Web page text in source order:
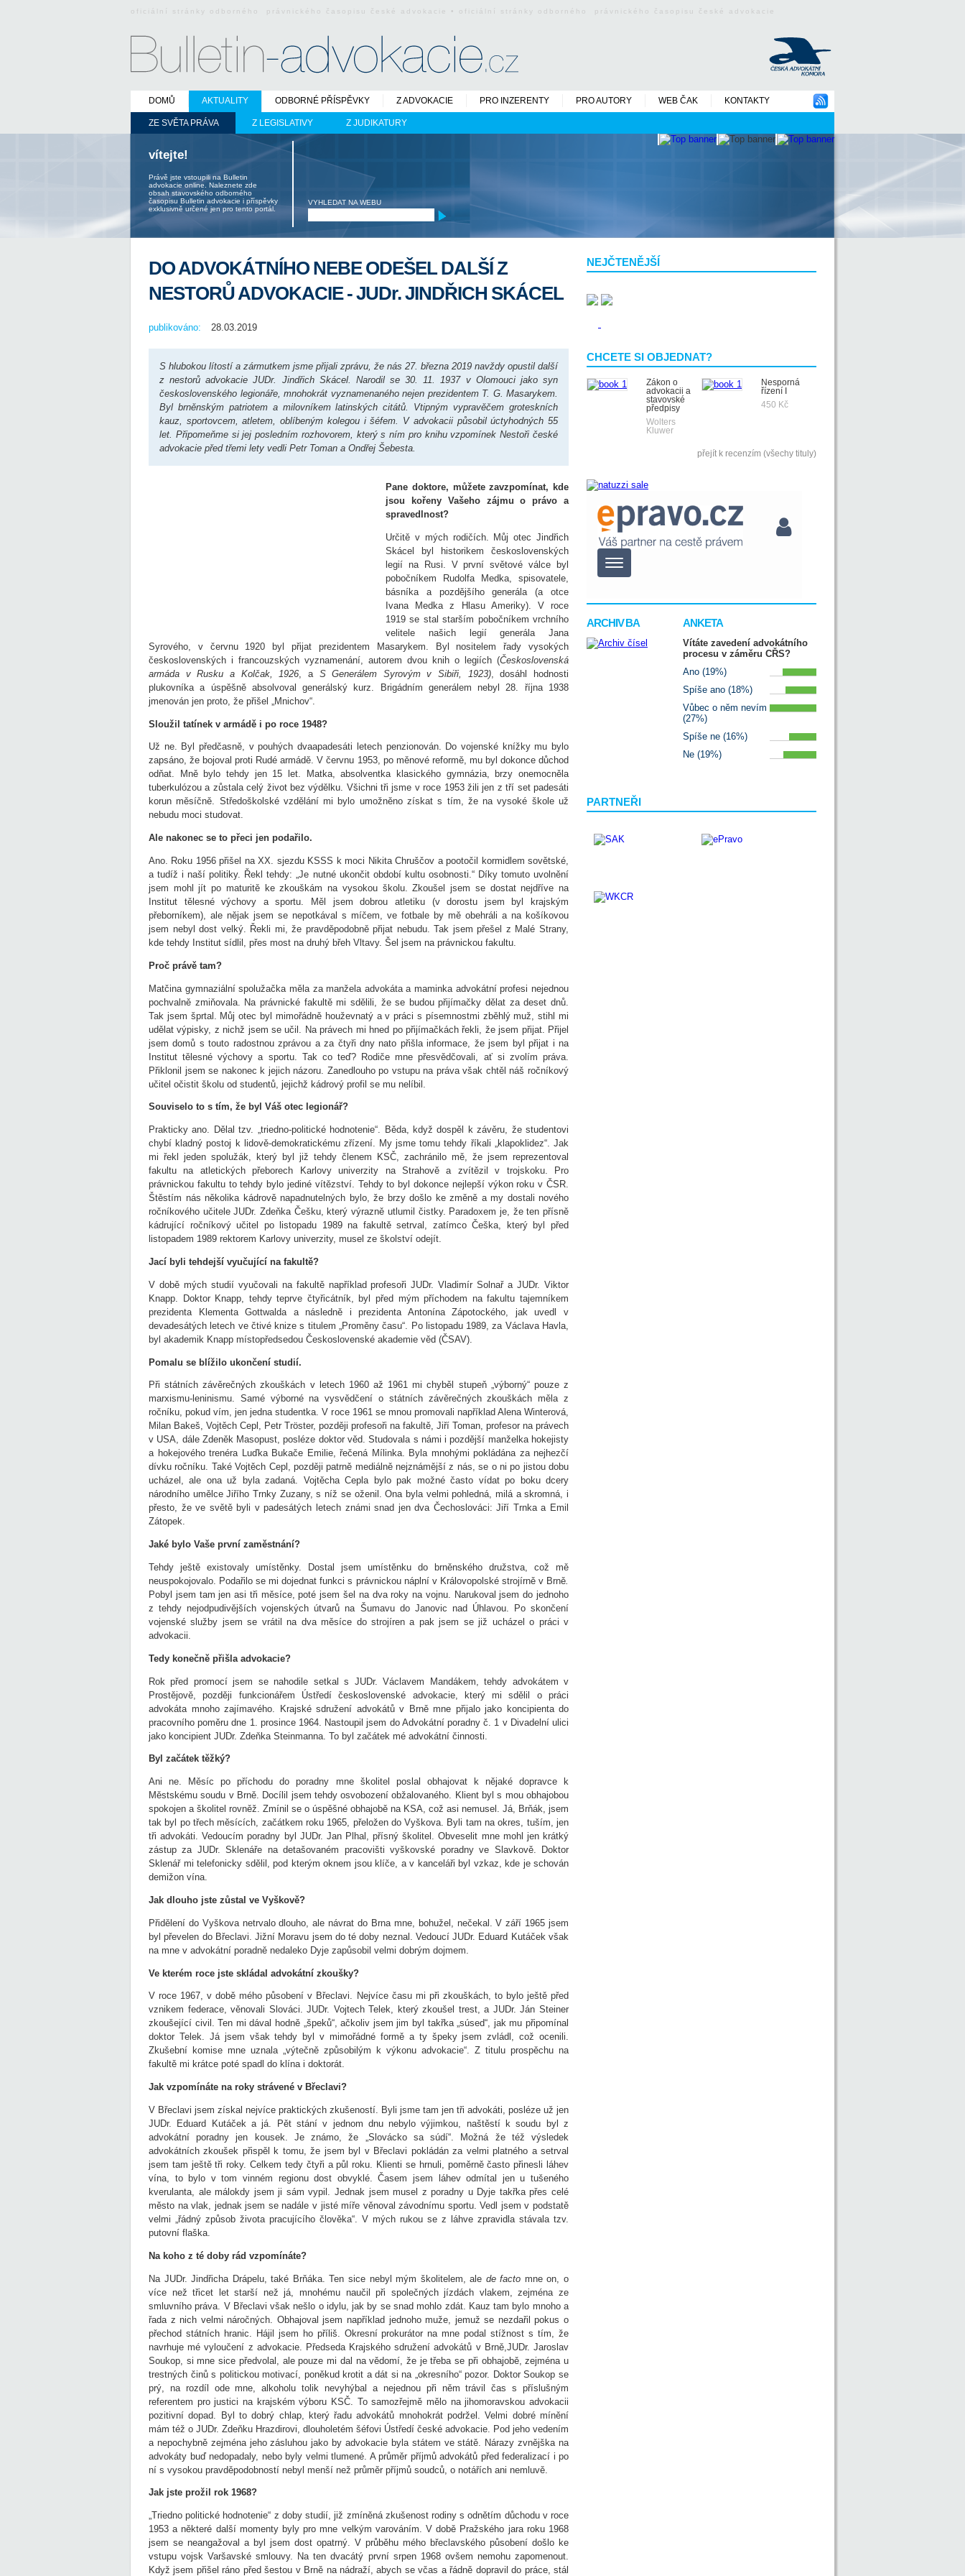
oficiální stránky odborného právnického časopisu české advokacie • oficiální stránky odborného právnického časopisu české advokacie
DOMŮ AKTUALITY
ZE SVĚTA PRÁVA Z LEGISLATIVY Z JUDIKATURY
ODBORNÉ PŘÍSPĚVKY Z ADVOKACIE PRO INZERENTY PRO AUTORY WEB ČAK KONTAKTY
vítejte!
Právě jste vstoupili na Bulletin
advokacie online. Naleznete zde
obsah stavovského odborného
časopisu Bulletin advokacie i příspěvky
exklusivně určené jen pro tento portál.
VYHLEDAT NA WEBU
NEJČTENĚJŠÍ
CHCETE SI OBJEDNAT?
Zákon o
advokacii a
stavovské
předpisy
Wolters
Kluwer
Nesporná
řízení I
450 Kč
přejít k recenzím (všechy tituly)
ARCHIV BA ANKETA
Vítáte zavedení advokátního
procesu v záměru CŘS?
Ano (19%)
Spíše ano (18%)
Vůbec o něm nevím
(27%)
Spíše ne (16%)
Ne (19%)
PARTNEŘI
DO ADVOKÁTNÍHO NEBE ODEŠEL DALŠÍ Z
NESTORŮ ADVOKACIE - JUDr. JINDŘICH SKÁCEL
publikováno: 28.03.2019
S hlubokou lítostí a zármutkem jsme přijali zprávu, že nás 27. března 2019 navždy opustil další
z nestorů advokacie JUDr. Jindřich Skácel. Narodil se 30. 11. 1937 v Olomouci jako syn
československého legionáře, mnohokrát vyznamenaného nejen prezidentem T. G. Masarykem.
Byl brněnským patriotem a milovníkem latinských citátů. Vtipným vypravěčem groteskních
kauz, sportovcem, atletem, oblíbeným kolegou i šéfem. V advokacii působil úctyhodných 55
let. Připomeňme si jej posledním rozhovorem, který s ním pro knihu vzpomínek Nestoři české
advokacie před třemi lety vedli Petr Toman a Ondřej Šebesta.
Pane doktore, můžete zavzpomínat, kde
jsou kořeny Vašeho zájmu o právo a
spravedlnost?
Určitě v mých rodičích. Můj otec Jindřich
Skácel byl historikem československých
legií na Rusi. V první světové válce byl
pobočníkem Rudolfa Medka, spisovatele,
básníka a pozdějšího generála (a otce
Ivana Medka z Hlasu Ameriky). V roce
1919 se stal starším pobočníkem vrchního
velitele našich legií generála Jana
Syrového, v červnu 1920 byl přijat prezidentem Masarykem. Byl nositelem řady vysokých
československých i francouzských vyznamenání, autorem dvou knih o legiích (Československá
armáda v Rusku a Kolčak, 1926 , aS Generálem Syrovým v Sibiři, 1923), dosáhl hodnosti
plukovníka a úspěšně absolvoval generálský kurz. Brigádním generálem nebyl 28. října 1938
jmenován jen proto, že přišel „Mnichov“.
Sloužil tatínek v armádě i po roce 1948?
Už ne. Byl předčasně, v pouhých dvaapadesáti letech penzionován. Do vojenské knížky mu bylo
zapsáno, že bojoval proti Rudé armádě. V červnu 1953, po měnové reformě, mu byl dokonce důchod
odňat. Mně bylo tehdy jen 15 let. Matka, absolventka klasického gymnázia, brzy onemocněla
tuberkulózou a zůstala celý život bez výdělku. Všichni tři jsme v roce 1953 žili jen z tří set padesáti
korun měsíčně. Středoškolské vzdělání mi bylo umožněno získat s tím, že na vysoké škole už
nebudu moci studovat.
Ale nakonec se to přeci jen podařilo.
Ano. Roku 1956 přišel na XX. sjezdu KSSS k moci Nikita Chruščov a pootočil kormidlem sovětské,
a tudíž i naší politiky. Řekl tehdy: „Je nutné ukončit období kultu osobnosti.“ Díky tomuto uvolnění
jsem mohl jít po maturitě ke zkouškám na vysokou školu. Zkoušel jsem se dostat nejdříve na
Institut tělesné výchovy a sportu. Měl jsem dobrou atletiku (v dorostu jsem byl krajským
přeborníkem), ale nějak jsem se nepotkával s míčem, ve fotbale by mě obehráli a na košíkovou
jsem nebyl dost velký. Řekli mi, že pravděpodobně přijat nebudu. Tak jsem přešel z Malé Strany,
kde tehdy Institut sídlil, přes most na druhý břeh Vltavy. Šel jsem na právnickou fakultu.
Proč právě tam?
Matčina gymnaziální spolužačka měla za manžela advokáta a maminka advokátní profesi nejednou
pochvalně zmiňovala. Na právnické fakultě mi sdělili, že se budou přijímačky dělat za deset dnů.
Tak jsem šprtal. Můj otec byl mimořádně houževnatý a v práci s písemnostmi zběhlý muž, stihl mi
udělat výpisky, z nichž jsem se učil. Na právech mi hned po přijímačkách řekli, že jsem přijat. Přijel
jsem domů s touto radostnou zprávou a za čtyři dny nato přišla informace, že jsem byl přijat i na
Institut tělesné výchovy a sportu. Tak co teď? Rodiče mne přesvědčovali, ať si zvolím práva.
Přiklonil jsem se nakonec k jejich názoru. Zanedlouho po vstupu na práva však chtěl náš ročníkový
učitel očistit školu od studentů, jejichž kádrový profil se mu nelíbil.
Souviselo to s tím, že byl Váš otec legionář?
Prakticky ano. Dělal tzv. „triedno-politické hodnotenie“. Běda, když dospěl k závěru, že studentovi
chybí kladný postoj k lidově-demokratickému zřízení. My jsme tomu tehdy říkali „klapoklidez“. Jak
mi řekl jeden spolužák, který byl již tehdy členem KSČ, zachránilo mě, že jsem reprezentoval
fakultu na atletických přeborech Karlovy univerzity na Strahově a zvítězil v trojskoku. Pro
právnickou fakultu to tehdy bylo jediné vítězství. Tehdy to byl dokonce nejlepší výkon roku v ČSR.
Štěstím nás několika kádrově napadnutelných bylo, že brzy došlo ke změně a my dostali nového
ročníkového učitele JUDr. Zdeňka Češku, který výrazně utlumil čistky. Paradoxem je, že ten přísně
kádrující ročníkový učitel po listopadu 1989 na fakultě setrval, zatímco Češka, který byl před
listopadem 1989 rektorem Karlovy univerzity, musel ze školství odejít.
Jací byli tehdejší vyučující na fakultě?
V době mých studií vyučovali na fakultě například profesoři JUDr. Vladimír Solnař a JUDr. Viktor
Knapp. Doktor Knapp, tehdy teprve čtyřicátník, byl před mým příchodem na fakultu tajemníkem
prezidenta Klementa Gottwalda a následně i prezidenta Antonína Zápotockého, jak uvedl v
devadesátých letech ve čtivé knize s titulem „Proměny času“. Po listopadu 1989, za Václava Havla,
byl akademik Knapp místopředsedou Československé akademie věd (ČSAV).
Pomalu se blížilo ukončení studií.
Při státních závěrečných zkouškách v letech 1960 až 1961 mi chyběl stupeň „výborný“ pouze z
marxismu-leninismu. Samé výborné na vysvědčení o státních závěrečných zkouškách měla z
ročníku, pokud vím, jen jedna studentka. V roce 1961 se mnou promovali například Alena Winterová,
Milan Bakeš, Vojtěch Cepl, Petr Tröster, později profesoři na fakultě, Jiří Toman, profesor na právech
v USA, dále Zdeněk Masopust, posléze doktor věd. Studovala s námi i pozdější manželka hokejisty
a hokejového trenéra Luďka Bukače Emilie, řečená Mílinka. Byla mnohými pokládána za nejhezčí
dívku ročníku. Také Vojtěch Cepl, později patrně mediálně nejznámější z nás, se o ni po jistou dobu
ucházel, ale ona už byla zadaná. Vojtěcha Cepla bylo pak možné často vídat po boku dcery
národního umělce Jiřího Trnky Zuzany, s níž se oženil. Ona byla velmi pohledná, milá a skromná, i
přesto, že ve světě byli v padesátých letech známi snad jen dva Čechoslováci: Jiří Trnka a Emil
Zátopek.
Jaké bylo Vaše první zaměstnání?
Tehdy ještě existovaly umístěnky. Dostal jsem umístěnku do brněnského družstva, což mě
neuspokojovalo. Podařilo se mi dojednat funkci s právnickou náplní v Královopolské strojírně v Brně
Pobyl jsem tam jen asi tři měsíce, poté jsem šel na dva roky na vojnu. Narukoval jsem do jednoho
z tehdy nejodpudivějších vojenských útvarů na Šumavu do Janovic nad Úhlavou. Po skončení
vojenské služby jsem se vrátil na dva měsíce do strojíren a pak jsem se již ucházel o práci v
advokacii.
Tedy konečně přišla advokacie?
Rok před promocí jsem se nahodile setkal s JUDr. Václavem Mandákem, tehdy advokátem v
Prostějově, později funkcionářem Ústředí československé advokacie, který mi sdělil o práci
advokáta mnoho zajímavého. Krajské sdružení advokátů v Brně mne přijalo jako koncipienta do
pracovního poměru dne 1. prosince 1964. Nastoupil jsem do Advokátní poradny č. 1 v Divadelní ulici
jako koncipient JUDr. Zdeňka Steinmanna. To byl začátek mé advokátní činnosti.
Byl začátek těžký?
Ani ne. Měsíc po příchodu do poradny mne školitel poslal obhajovat k nějaké dopravce k
Městskému soudu v Brně. Docílil jsem tehdy osvobození obžalovaného. Klient byl s mou obhajobou
spokojen a školitel rovněž. Zmínil se o úspěšné obhajobě na KSA, což asi nemusel. Já, Brňák, jsem
tak byl po třech měsících, začátkem roku 1965, přeložen do Vyškova. Byli tam na okres, tuším, jen
tři advokáti. Vedoucím poradny byl JUDr. Jan Plhal, přísný školitel. Obveselit mne mohl jen krátký
zástup za JUDr. Sklenáře na detašovaném pracovišti vyškovské poradny ve Slavkově. Doktor
Sklenář mi telefonicky sdělil, pod kterým oknem jsou klíče, a v kanceláři byl vzkaz, kde je schován
demižon vína.
Jak dlouho jste zůstal ve Vyškově?
Přidělení do Vyškova netrvalo dlouho, ale návrat do Brna mne, bohužel, nečekal. V září 1965 jsem
byl převelen do Břeclavi. Jižní Moravu jsem do té doby neznal. Vedoucí JUDr. Eduard Kutáček však
na mne v advokátní poradně nedaleko Dyje zapůsobil velmi dobrým dojmem.
Ve kterém roce jste skládal advokátní zkoušky?
V roce 1967, v době mého působení v Břeclavi. Nejvíce času mi při zkouškách, to bylo ještě před
vznikem federace, věnovali Slováci. JUDr. Vojtech Telek, který zkoušel trest, a JUDr. Ján Steiner
zkoušející civil. Ten mi dával hodně „špeků“, ačkoliv jsem jim byl takřka „súsed“, jak mu připomínal
doktor Telek. Já jsem však tehdy byl v mimořádné formě a ty špeky jsem zvládl, což ocenili.
Zkušební komise mne uznala „výtečně způsobilým k výkonu advokacie“. Z titulu prospěchu na
fakultě mi krátce poté spadl do klína i doktorát.
Jak vzpomínáte na roky strávené v Břeclavi?
V Břeclavi jsem získal nejvíce praktických zkušeností. Byli jsme tam jen tři advokáti, posléze už jen
JUDr. Eduard Kutáček a já. Pět stání v jednom dnu nebylo výjimkou, naštěstí k soudu byl z
advokátní poradny jen kousek. Je známo, že „Slovácko sa súdí“. Možná že též výsledek
advokátních zkoušek přispěl k tomu, že jsem byl v Břeclavi pokládán za velmi platného a setrval
jsem tam ještě tři roky. Celkem tedy čtyři a půl roku. Klienti se hrnuli, poměrně často přinesli láhev
vína, to bylo v tom vinném regionu dost obvyklé. Časem jsem láhev odmítal jen u tušeného
kverulanta, ale málokdy jsem ji sám vypil. Jednak jsem musel z poradny u Dyje takřka přes celé
město na vlak, jednak jsem se nadále v jisté míře věnoval závodnímu sportu. Vedl jsem v podstatě
velmi „řádný způsob života pracujícího člověka“. V mých rukou se z láhve zpravidla stávala tzv.
putovní flaška.
Na koho z té doby rád vzpomínáte?
Na JUDr. Jindřicha Drápelu, také Brňáka. Ten sice nebyl mým školitelem, ale de facto mne on, o
více než třicet let starší než já, mnohému naučil při společných jízdách vlakem, zejména ze
smluvního práva. V Břeclavi však nešlo o idylu, jak by se snad mohlo zdát. Kauz tam bylo mnoho a
řada z nich velmi náročných. Obhajoval jsem například jednoho muže, jemuž se nezdařil pokus o
přechod státních hranic. Hájil jsem ho příliš. Okresní prokurátor na mne podal stížnost s tím, že
navrhuje mé vyloučení z advokacie. Předseda Krajského sdružení advokátů v Brně,JUDr. Jaroslav
Soukop, si mne sice předvolal, ale pouze mi dal na vědomí, že je třeba se při obhajobě, zejména u
trestných činů s politickou motivací, poněkud krotit a dát si na „okresního“ pozor. Doktor Soukop se
prý, na rozdíl ode mne, alkoholu tolik nevyhýbal a nejednou při něm trávil čas s příslušným
referentem pro justici na krajském výboru KSČ. To samozřejmě mělo na jihomoravskou advokacii
pozitivní dopad. Byl to dobrý chlap, který řadu advokátů mnohokrát podržel. Velmi dobré mínění
mám též o JUDr. Zdeňku Hrazdirovi, dlouholetém šéfovi Ústředí české advokacie. Pod jeho vedením
a nepochybně zejména jeho zásluhou jako by advokacie byla státem ve státě. Nárazy zvnějška na
advokáty buď nedopadaly, nebo byly velmi tlumené. A průměr příjmů advokátů před federalizací i po
ní s vysokou pravděpodobností nebyl menší než průměr příjmů soudců, o notářích ani nemluvě.
Jak jste prožil rok 1968?
„Triedno politické hodnotenie“ z doby studií, již zmíněná zkušenost rodiny s odnětím důchodu v roce
1953 a některé další momenty byly pro mne velkým varováním. V době Pražského jara roku 1968
jsem se neangažoval a byl jsem dost opatrný. V průběhu mého břeclavského působení došlo ke
vstupu vojsk Varšavské smlouvy. Na ten dvacátý první srpen 1968 ovšem nemohu zapomenout.
Když jsem přišel ráno před šestou v Brně na nádraží, abych se včas a řádně dopravil do práce, stál